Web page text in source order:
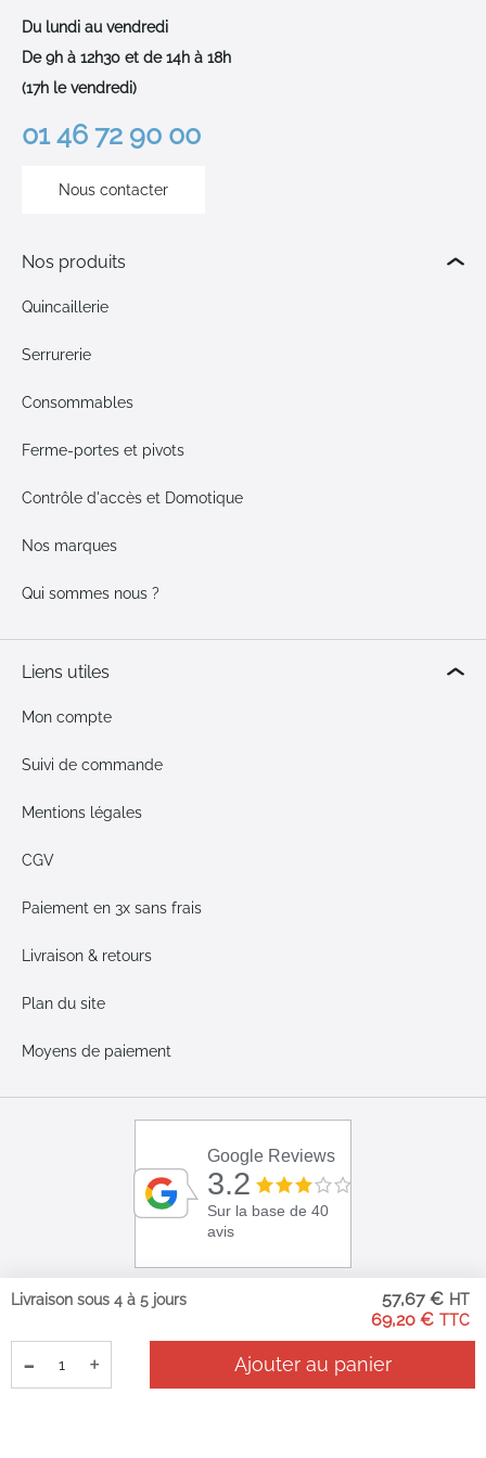
69,20 €
57,67 €
Livraison sous 4 à 5 jours
- + Ajouter au panier
Du lundi au vendredi
De 9h à 12h30 et de 14h à 18h
(17h le vendredi)
01 46 72 90 00
Nous contacter
Nos produits
Quincaillerie
Serrurerie
Consommables
Ferme-portes et pivots
Contrôle d'accès et Domotique
Nos marques
Qui sommes nous ?
Liens utiles
Mon compte
Suivi de commande
Mentions légales
CGV
Paiement en 3x sans frais
Livraison & retours
Plan du site
Moyens de paiement
Google Reviews
3.2
Sur la base de 40
avis